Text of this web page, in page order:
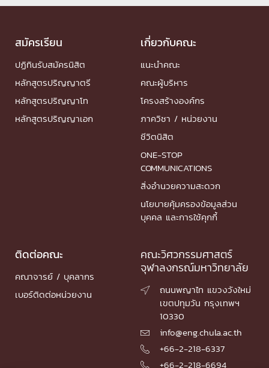
สมัครเรียน
ปฏิทินรับสมัครนิสิต
หลักสูตรปริญญาตรี
หลักสูตรปริญญาโท
หลักสูตรปริญญาเอก
เกี่ยวกับคณะ
แนะนำคณะ
คณะผู้บริหาร
โครงสร้างองค์กร
ภาควิชา / หน่วยงาน
ชีวิตนิสิต
ONE-STOP
COMMUNICATIONS
สิ่งอำนวยความสะดวก
นโยบายคุ้มครองข้อมูลส่วน
บุคคล และการใช้คุกกี้
ติดต่อคณะ
คณาจารย์ / บุคลากร
เบอร์ติดต่อหน่วยงาน
คณะวิศวกรรมศาสตร์
จุฬาลงกรณ์มหาวิทยาลัย

ถนนพญาไท แขวงวังใหม่
เขตปทุมวัน กรุงเทพฯ
10330
 info@eng.chula.ac.th
 +66-2-218-6337
 +66-2-218-6694